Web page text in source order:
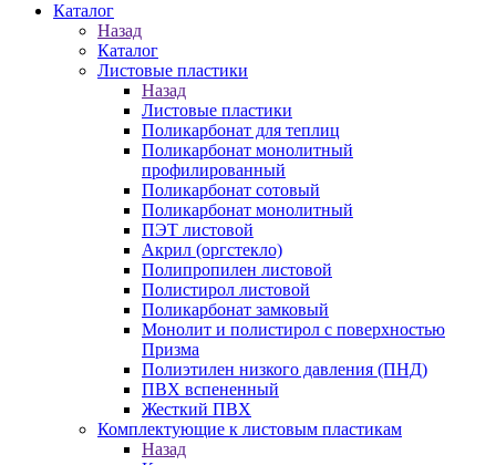
Каталог
Назад
Каталог
Листовые пластики
Назад
Листовые пластики
Поликарбонат для теплиц
Поликарбонат монолитный
профилированный
Поликарбонат сотовый
Поликарбонат монолитный
ПЭТ листовой
Акрил (оргстекло)
Полипропилен листовой
Полистирол листовой
Поликарбонат замковый
Монолит и полистирол с поверхностью
Призма
Полиэтилен низкого давления (ПНД)
ПВХ вспененный
Жесткий ПВХ
Комплектующие к листовым пластикам
Назад